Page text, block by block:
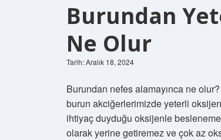
Burundan
Ne Olur
Tarih: Aralık 18, 2024
Burundan nefes alamayınca ne
burun akciğerlerimizde yeterli
ihtiyaç duyduğu oksijenle
olarak yerine getiremez ve çok az